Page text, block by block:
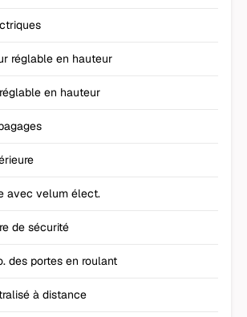
réglable en hauteur
en hauteur
avec velum élect.
de sécurité
des portes en roulant
à distance